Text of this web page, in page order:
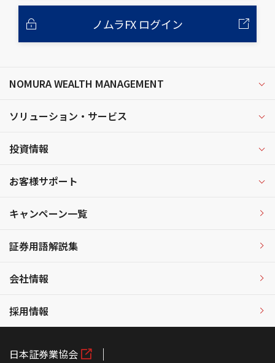
ノムラFX ログイン
NOMURA WEALTH MANAGEMENT
ソリューション・サービス
投資情報
お客様サポート
キャンペーン一覧
証券用語解説集
会社情報
採用情報
日本証券業協会